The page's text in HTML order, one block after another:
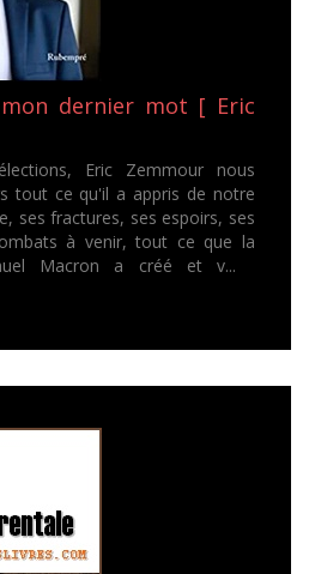
dernier mot [ Eric
Eric Zemmour nous
tout ce qu'il a appris de notre
ses fractures, ses espoirs, ses
à venir, tout ce que la
Macron a créé et v...